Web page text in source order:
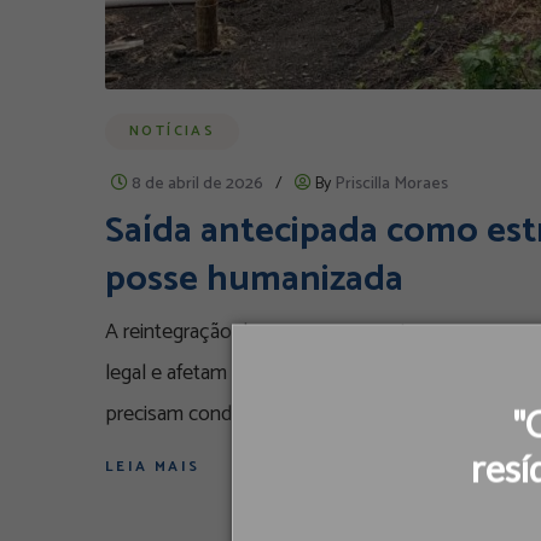
NOTÍCIAS
8 de abril de 2026 / By Priscilla Moraes
Saída antecipada como
posse humanizada
A reintegração de posse representa um
legal e afetam diretamente a vida de famílias e
precisam conduzir essas ações com
LEIA MAIS